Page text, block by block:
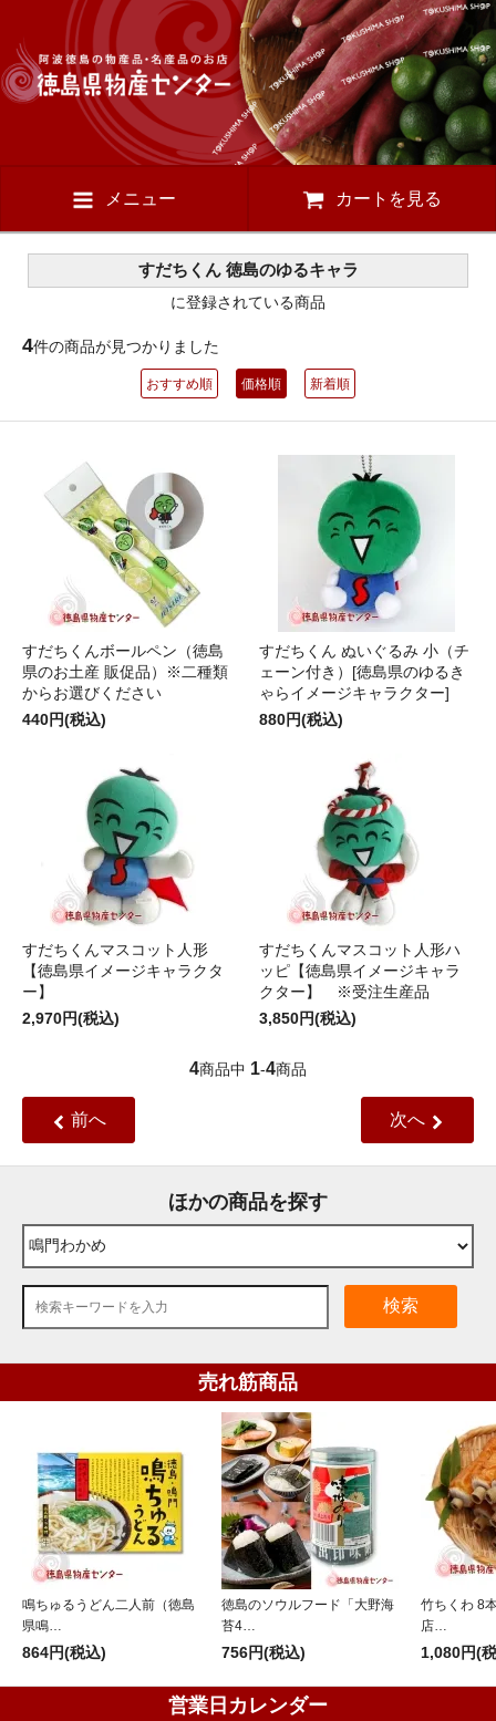
メニュー カートを見る
すだちくん 徳島のゆるキャラ
に登録されている商品
4件の商品が見つかりました
おすすめ順 価格順 新着順
すだちくんボールペン（徳島
県のお土産 販促品）※二種類
からお選びください
440円(税込)
すだちくん ぬいぐるみ 小（チ
ェーン付き）[徳島県のゆるき
ゃらイメージキャラクター]
880円(税込)
すだちくんマスコット人形
【徳島県イメージキャラクタ
ー】
2,970円(税込)
すだちくんマスコット人形ハ
ッピ【徳島県イメージキャラ
クター】 ※受注生産品
3,850円(税込)
4商品中 1-4商品
前へ 次へ
ほかの商品を探す
検索
売れ筋商品
鳴ちゅるうどん二人前（徳島
県鳴…
864円(税込)
徳島のソウルフード「大野海
苔4…
756円(税込)
竹ちくわ 8
店…
1,080円(
営業日カレンダー